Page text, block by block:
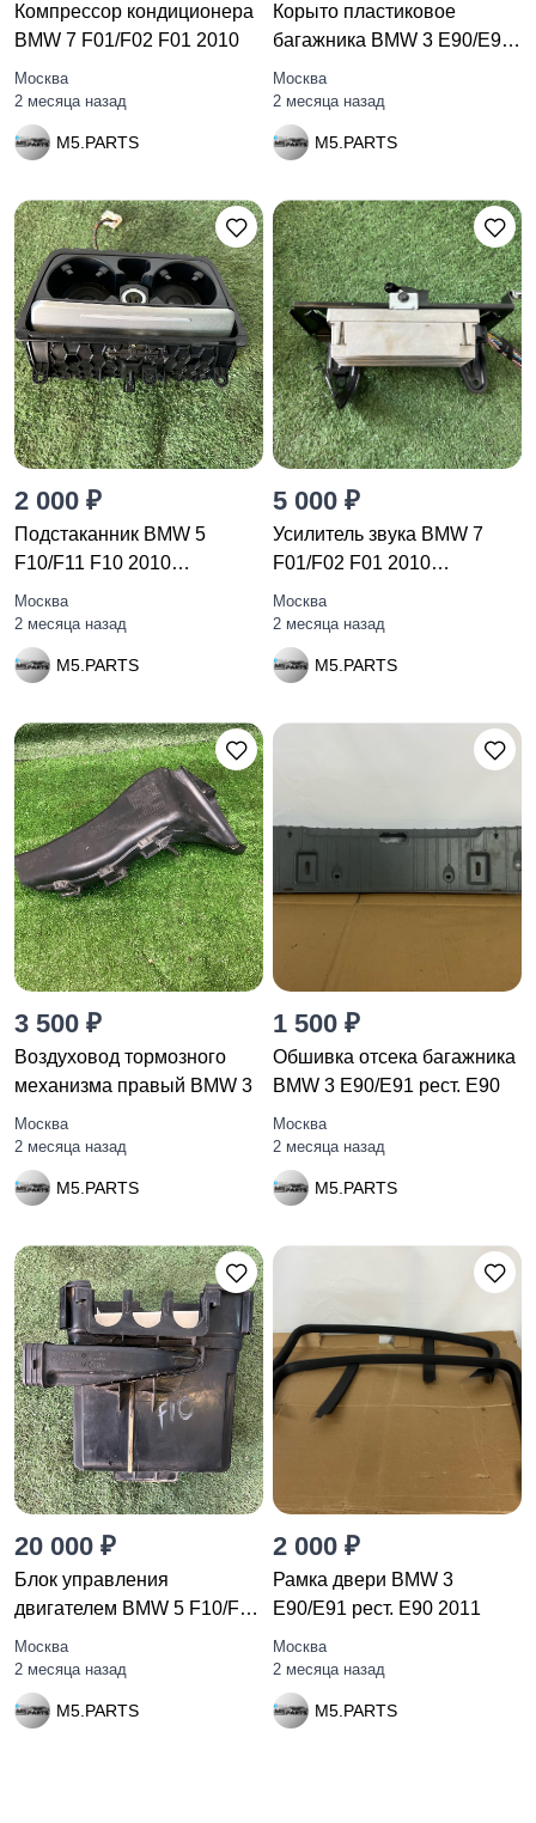
Компрессор кондиционера
BMW 7 F01/F02 F01 2010
Москва
2 месяца назад
M5.PARTS
Корыто пластиковое
багажника BMW 3 E90/E91
рест.
Москва
2 месяца назад
M5.PARTS
2 000 ₽
Подстаканник BMW 5
F10/F11 F10 2010
51169206401
Москва
2 месяца назад
M5.PARTS
5 000 ₽
Усилитель звука BMW 7
F01/F02 F01 2010
65159153135
Москва
2 месяца назад
M5.PARTS
3 500 ₽
Воздуховод тормозного
механизма правый BMW 3
Москва
2 месяца назад
M5.PARTS
1 500 ₽
Обшивка отсека багажника
BMW 3 E90/E91 рест. E90
Москва
2 месяца назад
M5.PARTS
20 000 ₽
Блок управления
двигателем BMW 5 F10/F11
F10 2010
Москва
2 месяца назад
M5.PARTS
2 000 ₽
Рамка двери BMW 3
E90/E91 рест. E90 2011
Москва
2 месяца назад
M5.PARTS